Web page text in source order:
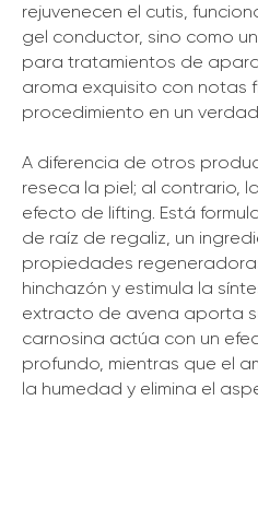
rejuvenecen el cutis,
gel conductor, sino como
para tratamientos de
aroma exquisito con notas
procedimiento en un
A diferencia de otros
reseca la piel; al contrario,
efecto de lifting. Está
de raíz de regaliz, un
propiedades
hinchazón y estimula la
extracto de avena aporta
carnosina actúa con un
profundo, mientras que el
la humedad y elimina el